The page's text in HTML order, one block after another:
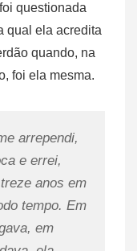
questionada
qual ela acredita
quando, na
foi ela mesma.
arrependi,
e errei,
anos em
tempo. Em
em